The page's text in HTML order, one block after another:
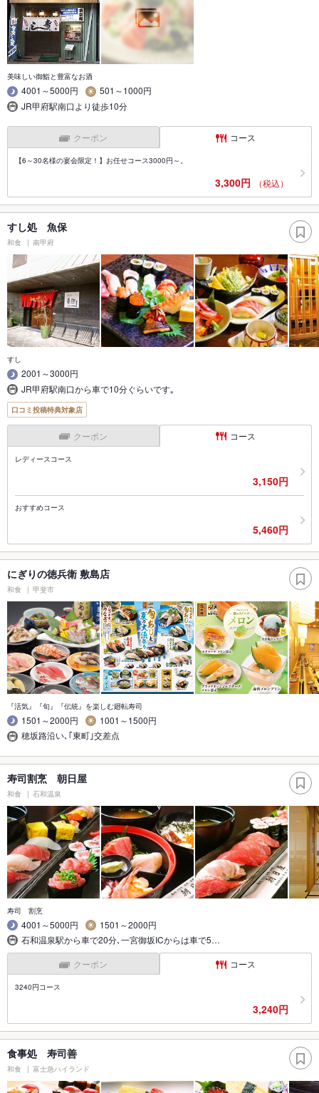
美味しい御鮨と豊富なお酒
4001～5000円
501～1000円
JR甲府駅南口より徒歩10分
クーポン コース
【6～30名様の宴会限定！】お任せコース3000円～。
3,300円 （税込）
すし処 魚保
和食 南甲府
すし
2001～3000円
JR甲府駅南口から車で10分ぐらいです｡
口コミ投稿特典対象店
クーポン コース
レディースコース
3,150円
おすすめコース
5,460円
にぎりの徳兵衛 敷島店
和食 甲斐市
『活気』『旬』『伝統』を楽しむ廻転寿司
1501～2000円
1001～1500円
穂坂路沿い､｢東町｣交差点
寿司割烹 朝日屋
和食 石和温泉
寿司 割烹
4001～5000円
1501～2000円
石和温泉駅から車で20分､一宮御坂ICからは車で5…
クーポン コース
3240円コース
3,240円
食事処 寿司善
和食 富士急ハイランド